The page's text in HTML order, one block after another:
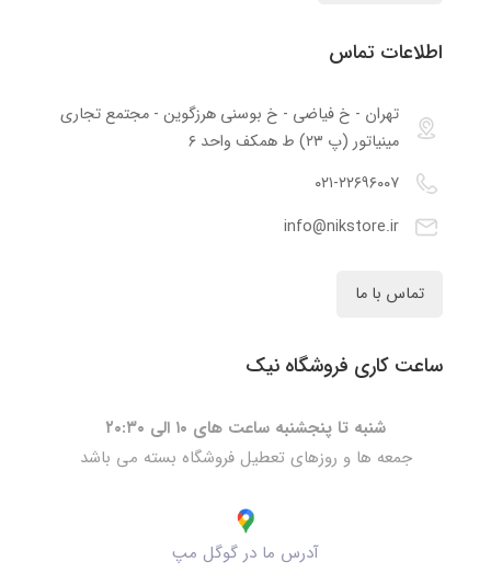
اطلاعات تماس
تهران - خ فیاضی - خ بوسنی هرزگوین - مجتمع تجاری
مینیاتور (پ ۲۳) ط همکف واحد ۶
۰۲۱-۲۲۶۹۶۰۰۷
info@nikstore.ir
تماس با ما
ساعت کاری فروشگاه نیک
شنبه تا پنجشنبه ساعت های ۱۰ الی ۲۰:۳۰
جمعه ها و روزهای تعطیل فروشگاه بسته می باشد
آدرس ما در گوگل مپ